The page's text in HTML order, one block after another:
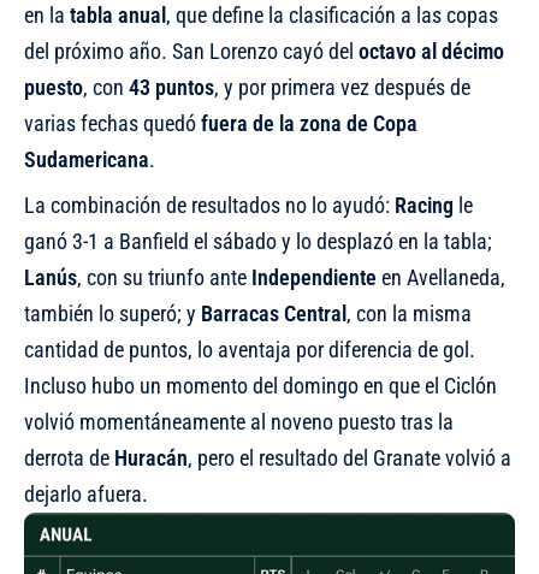
en la tabla anual, que define la clasificación a las copas
del próximo año. San Lorenzo cayó del octavo al décimo
puesto, con 43 puntos, y por primera vez después de
varias fechas quedófuera de la zona de Copa
Sudamericana.
La combinación de resultados no lo ayudó: Racing le
ganó 3-1 a Banfield el sábado y lo desplazó en la tabla;
Lanús, con su triunfo ante Independiente en Avellaneda,
también lo superó; y Barracas Central, con la misma
cantidad de puntos, lo aventaja por diferencia de gol.
Incluso hubo un momento del domingo en que el Ciclón
volvió momentáneamente al noveno puesto tras la
derrota de Huracán, pero el resultado del Granate volvió a
dejarlo afuera.